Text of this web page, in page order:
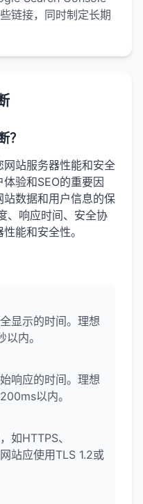
链接，同时制定长期
？
站服务器性能和安全
验和SEO的重要因
数据和用户信息的保
、响应时间、安全协
能和安全性。
显示的时间。理想
内。
响应的时间。理想
以内。
如HTTPS、
站应使用TLS 1.2或